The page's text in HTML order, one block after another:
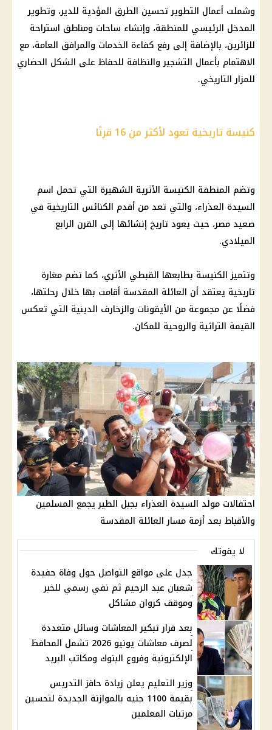
وشملت أعمال التطوير تحسين الطرق المؤدية للدير، وتطوير
المدخل الرئيسي للمنطقة، وإنشاء ساحات ومناطق استراحة
للزائرين، بالإضافة إلى رفع كفاءة الخدمات والمرافق العامة، مع
الاهتمام بأعمال التشجير والنظافة للحفاظ على الشكل الحضاري
للمزار التاريخي.
كنيسة تاريخية تعود لأكثر من 16 قرنًا
وتضم المنطقة الكنيسة الأثرية الشهيرة التي تحمل اسم
السيدة العذراء، والتي تعد من أقدم الكنائس التاريخية في
صعيد مصر، حيث يعود تاريخ إنشائها إلى القرن الرابع
الميلادي.
وتتميزالكنيسة بطابعها القبطي الأثري، كما تضم مغارة
تاريخية يعتقد أن العائلة المقدسة أقامت بها خلال رحلتها،
فضلًا عن مجموعة من الأيقونات والزخارف الدينية التي تعكس
القيمة التراثية والروحية للمكان.
احتفالات مولد السيدة العذراء بجبل الطير يجمع المسلمين
والأقباط بعد أزمة مسار العائلة المقدسة
لا يفوتك
جدل على مواقع التواصل حول وفاة حفيدة
شعبان عبد الرحيم ثم نفي رسمي للخبر
وموقف كروان مشاكل
بعد قرار تبكير المعاشات وسائل متعددة
لصرف معاشات يونيو 2026 تشمل المحافظ
الإلكترونية وفروع البنوك ومكاتب البريد
وزير التعليم يعلن زيادة حافز التدريس
بقيمة 1100 جنيه بالموازنة الجديدة لتحسين
مرتبات المعلمين